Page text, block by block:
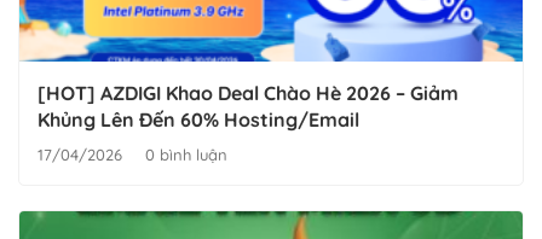
[HOT] AZDIGI Khao Deal Chào Hè 2026 – Giảm
Khủng Lên Đến 60% Hosting/Email
17/04/2026 0 bình luận